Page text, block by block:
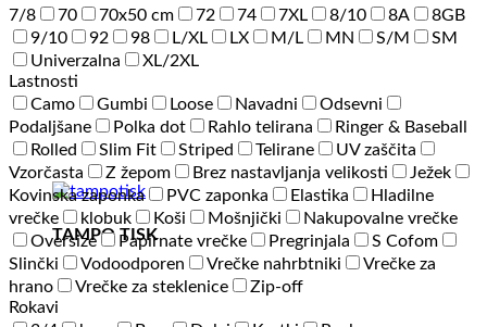
TAMPO TISK
7/8
70 70x50 cm 72 74 7XL 8/10 8A
8GB
9/10
92 98 L/XL LX M/L MN S/M
SM
Univerzalna
XL/2XL
Lastnosti
Camo
Gumbi Loose Navadni
Odsevni
Podaljšane
Polka dot Rahlo telirana
Ringer & Baseball
Rolled
Slim Fit Striped Telirane
UV zaščita
Vzorčasta
Z žepom Brez nastavljanja velikosti
Ježek
Kovinska zaponka
PVC zaponka Elastika
Hladilne
vrečke
klobuk Koši Mošnjički
Nakupovalne vrečke
Oversize
Papirnate vrečke Pregrinjala
S Cofom
Slinčki
Vodoodporen Vrečke nahrbtniki
Vrečke za
hrano
Vrečke za steklenice
Zip-off
Rokavi